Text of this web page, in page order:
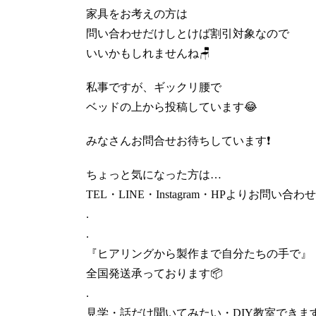
家具をお考えの方は
問い合わせだけしとけば割引対象なので
いいかもしれませんね🪑
私事ですが、ギックリ腰で
ベッドの上から投稿しています😂
みなさんお問合せお待ちしています❗️
ちょっと気になった方は…
TEL・LINE・Instagram・HPよりお問い合わせ
.
.
『ヒアリングから製作まで自分たちの手で』
全国発送承っております📦
.
見学・話だけ聞いてみたい・DIY教室できま